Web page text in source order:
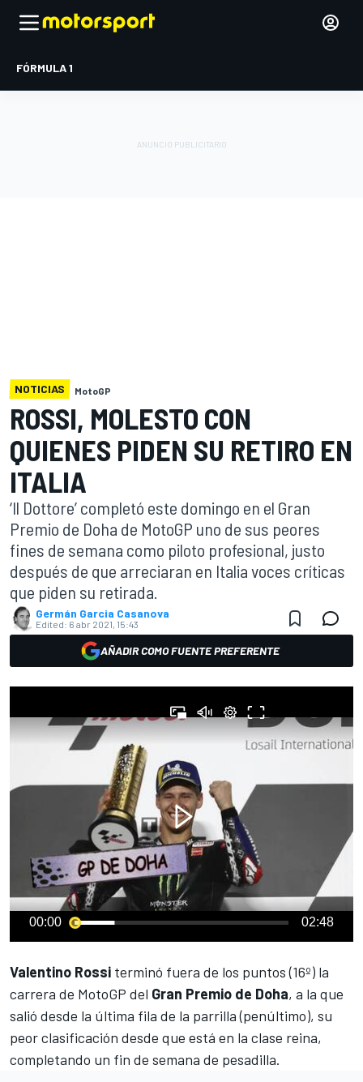
FÓRMULA 1
NOTICIAS MotoGP
ROSSI, MOLESTO CON
QUIENES PIDEN SU RETIRO EN
ITALIA
‘Il Dottore’ completó este domingo en el Gran
Premio de Doha de MotoGP uno de sus peores
fines de semana como piloto profesional, justo
después de que arreciaran en Italia voces críticas
que piden su retirada.
Germán Garcia Casanova
Edited: 6 abr 2021, 15:43
AÑADIR COMO FUENTE PREFERENTE
00:00 02:48
Valentino Rossi terminó fuera de los puntos (16º) la
carrera de MotoGP del Gran Premio de Doha, a la que
salió desde la última fila de la parrilla (penúltimo), su
peor clasificación desde que está en la clase reina,
completando un fin de semana de pesadilla.